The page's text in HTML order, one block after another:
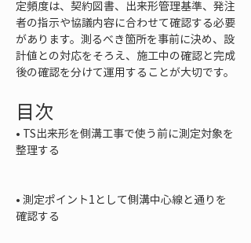
定頻度は、契約図書、出来形管理基準、発注
者の指示や協議内容に合わせて確認する必要
があります。測るべき箇所を事前に決め、設
計値との対応をそろえ、施工中の確認と完成
後の確認を分けて運用することが大切です。
目次
• TS出来形を側溝工事で使う前に測定対象を
整理する
• 測定ポイント1として側溝中心線と通りを
確認する